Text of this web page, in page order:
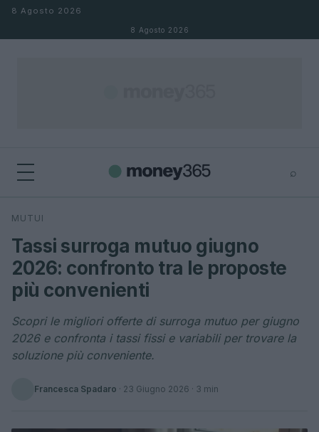
Salta al contenuto
8 Agosto 2026
8 Agosto 2026
⌕
Cerca
MUTUI
Tassi surroga mutuo giugno
2026: confronto tra le proposte
più convenienti
Scopri le migliori offerte di surroga mutuo per giugno
2026 e confronta i tassi fissi e variabili per trovare la
soluzione più conveniente.
Francesca Spadaro · 23 Giugno 2026 · 3 min